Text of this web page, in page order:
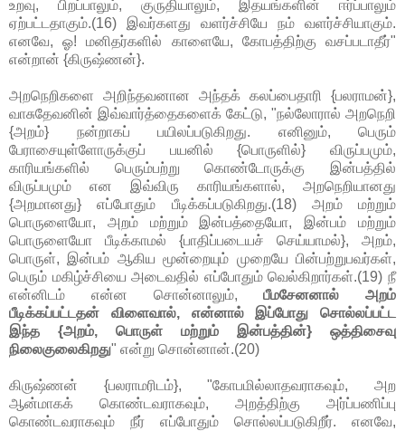
உறவு, பிறப்பாலும், குருதியாலும், இதயங்களின் ஈர்ப்பாலும்
ஏற்பட்டதாகும்.(16) இவர்களது வளர்ச்சியே நம் வளர்ச்சியாகும்.
எனவே, ஓ! மனிதர்களில் காளையே, கோபத்திற்கு வசப்படாதீர்"
என்றான் {கிருஷ்ணன்}.
அறநெறிகளை அறிந்தவனான அந்தக் கலப்பைதாரி {பலராமன்},
வாசுதேவனின் இவ்வார்த்தைகளைக் கேட்டு, "நல்லோரால் அறநெறி
{அறம்} நன்றாகப் பயிலப்படுகிறது. எனினும், பெரும்
பேராசையுள்ளோருக்குப் பயனில் {பொருளில்} விருப்பமும்,
காரியங்களில் பெரும்பற்று கொண்டோருக்கு இன்பத்தில்
விருப்பமும் என இவ்விரு காரியங்களால், அறநெறியானது
{அறமானது} எப்போதும் பீடிக்கப்படுகிறது.(18) அறம் மற்றும்
பொருளையோ, அறம் மற்றும் இன்பத்தையோ, இன்பம் மற்றும்
பொருளையோ பீடிக்காமல் {பாதிப்படையச் செய்யாமல்}, அறம்,
பொருள், இன்பம் ஆகிய மூன்றையும் முறையே பின்பற்றுபவர்கள்,
பெரும் மகிழ்ச்சியை அடைவதில் எப்போதும் வெல்கிறார்கள்.(19) நீ
என்னிடம் என்ன சொன்னாலும்,பீமசேனனால் அறம்
பீடிக்கப்பட்டதன் விளைவால், என்னால் இப்போது சொல்லப்பட்ட
இந்த {அறம், பொருள் மற்றும் இன்பத்தின்} ஒத்திசைவு
நிலைகுலைகிறது" என்று சொன்னான்.(20)
கிருஷ்ணன் {பலராமரிடம்}, "கோபமில்லாதவராகவும், அற
ஆன்மாகக் கொண்டவராகவும், அறத்திற்கு அர்ப்பணிப்பு
கொண்டவராகவும் நீர் எப்போதும் சொல்லப்படுகிறீர். எனவே,